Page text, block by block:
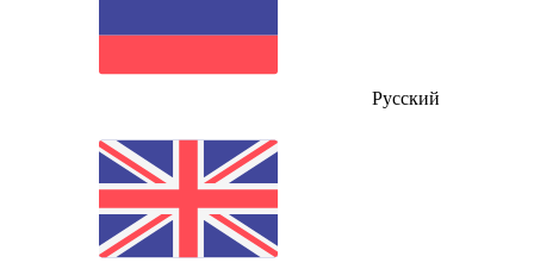
Русский